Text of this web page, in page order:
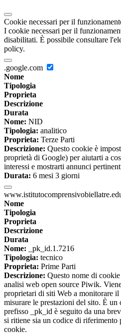
Cookie necessari per il
I cookie necessari per il
disabilitati. È possibile consultare
policy.
.google.com
Nome
Tipologia
Proprieta
Descrizione
Durata
Nome: NID
Tipologia: analitico
Proprieta: Terze Parti
Descrizione: Questo cookie è
proprietà di Google) per aiutarti a
interessi e mostrarti annunci
Durata: 6 mesi 3 giorni
Nome
Tipologia
Proprieta
Descrizione
Durata
Nome: _pk_id.1.7216
Tipologia: tecnico
Proprieta: Prime Parti
Descrizione: Questo nome di
analisi web open source Piwik.
proprietari di siti Web a monitorare
misurare le prestazioni del sito. È
prefisso _pk_id è seguito da una
si ritiene sia un codice di
cookie.